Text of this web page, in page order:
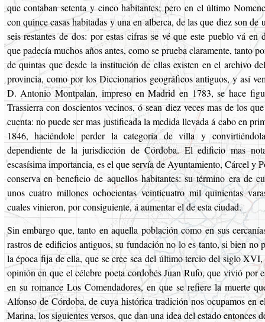
que contaban setenta y cinco habitantes; pero en el último
con quince casas habitadas y una en alberca, de las que diez son de
seis restantes de dos: por estas cifras se vé que este pueblo vá en
que padecía muchos años antes, como se prueba claramente, tanto
de quintas que desde la institución de ellas existen en el archivo
provincia, como por los Diccionarios geográficos antiguos, y así
D. Antonio Montpalan, impreso en Madrid en 1783, se hace
Trassierra con doscientos vecinos, ó sean diez veces mas de los
cuenta: no puede ser mas justificada la medida llevada á cabo en
1846, haciéndole perder la categoría de villa y
dependiente de la jurisdicción de Córdoba. El edificio mas
escasísima importancia, es el que servía de Ayuntamiento, Cárcel y
conserva en beneficio de aquellos habitantes: su término era de
unos cuatro millones ochocientas veinticuatro mil quinientas
cuales vinieron, por consiguiente, á aumentar el de esta ciudad.
Sin embargo que, tanto en aquella población como en sus
rastros de edificios antiguos, su fundación no lo es tanto, si bien no
la época fija de ella, que se cree sea del último tercio del siglo XVI,
opinión en que el célebre poeta cordobés Juan Rufo, que vivió por
en su romance Los Comendadores, en que se refiere la muerte
Alfonso de Córdoba, de cuya histórica tradición nos ocupamos en
Marina, los siguientes versos, que dan una idea del estado entonces